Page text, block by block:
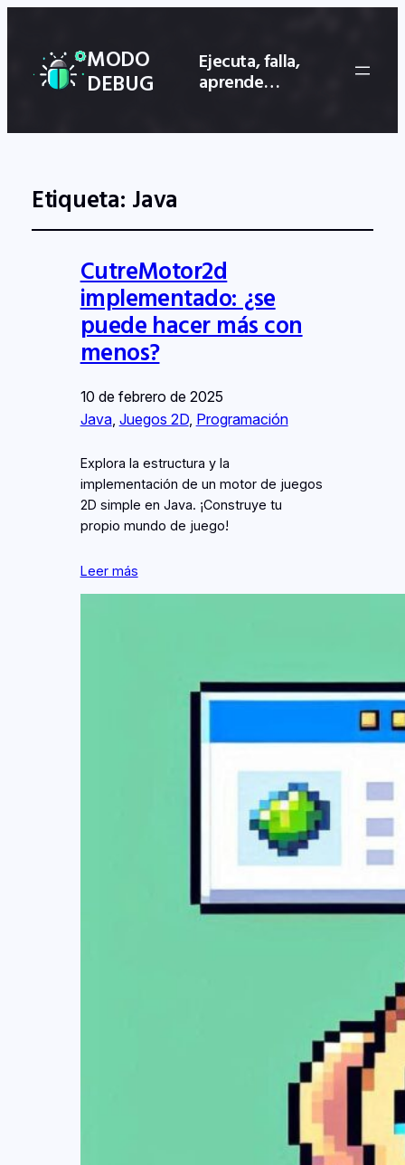
MODO
DEBUG
Ejecuta, falla,
aprende…
Etiqueta: Java
CutreMotor2d
implementado: ¿se
puede hacer más con
menos?
10 de febrero de 2025
Java, Juegos 2D, Programación
Explora la estructura y la
implementación de un motor de juegos
2D simple en Java. ¡Construye tu
propio mundo de juego!
Leer más